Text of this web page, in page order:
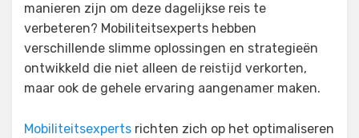
manieren zijn om deze dagelijkse reis te
verbeteren? Mobiliteitsexperts hebben
verschillende slimme oplossingen en strategieën
ontwikkeld die niet alleen de reistijd verkorten,
maar ook de gehele ervaring aangenamer maken.
Mobiliteitsexperts richten zich op het optimaliseren